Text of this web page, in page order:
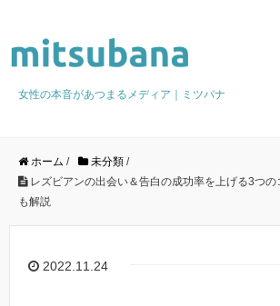
女性の本音があつまるメディア｜ミツバナ
ホーム / 未分類 /
レズビアンの出会い＆告白の成功率を上げる3つ
も解説
2022.11.24